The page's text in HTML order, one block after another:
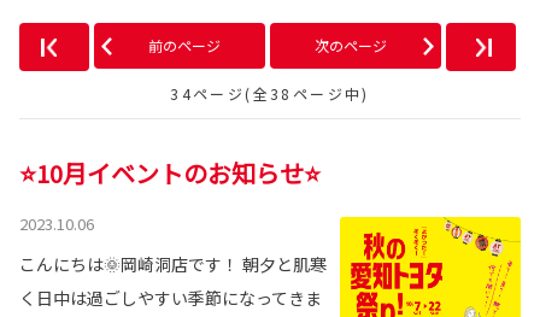
前のページ 次のページ
34ページ(全38ページ中)
⭐10月イベントのお知らせ⭐
2023.10.06
こんにちは🌞岡崎洞店です！ 朝夕と肌寒
く日中は過ごしやすい季節になってきま